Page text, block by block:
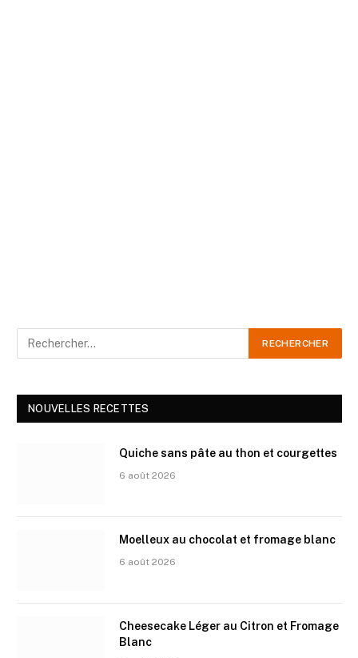
NOUVELLES RECETTES
Quiche sans pâte au thon et courgettes
6 août 2026
Moelleux au chocolat et fromage blanc
6 août 2026
Cheesecake Léger au Citron et Fromage
Blanc